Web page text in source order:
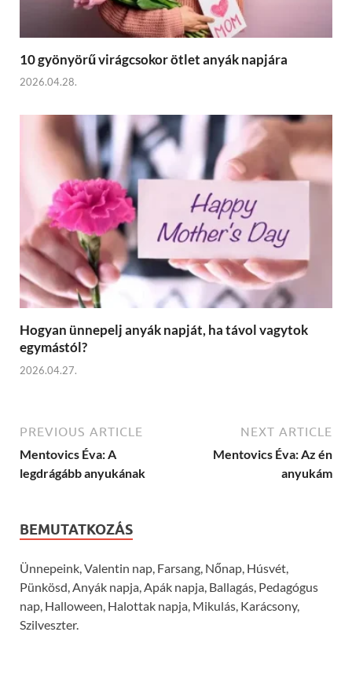
10 gyönyörű virágcsokor ötlet anyák napjára
2026.04.28.
Hogyan ünnepelj anyák napját, ha távol vagytok
egymástól?
2026.04.27.
PREVIOUS ARTICLE
Mentovics Éva: A
legdrágább anyukának
NEXT ARTICLE
Mentovics Éva: Az én
anyukám
BEMUTATKOZÁS
Ünnepeink, Valentin nap, Farsang, Nőnap, Húsvét,
Pünkösd, Anyák napja, Apák napja, Ballagás, Pedagógus
nap, Halloween, Halottak napja, Mikulás, Karácsony,
Szilveszter.